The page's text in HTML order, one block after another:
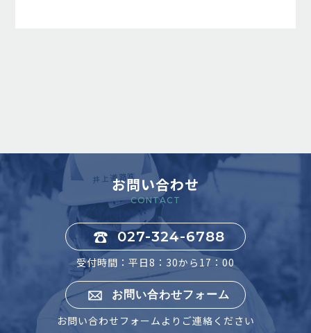
お問い合わせ
CONTACT
027-324-6788
受付時間：平日8：30から17：00
お問い合わせフォーム
お問い合わせフォームよりご連絡ください